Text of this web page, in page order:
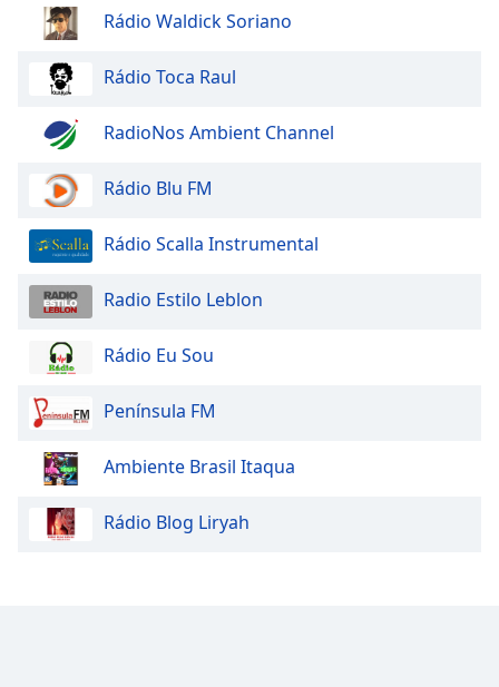
Rádio Waldick Soriano
Rádio Toca Raul
RadioNos Ambient Channel
Rádio Blu FM
Rádio Scalla Instrumental
Radio Estilo Leblon
Rádio Eu Sou
Península FM
Ambiente Brasil Itaqua
Rádio Blog Liryah